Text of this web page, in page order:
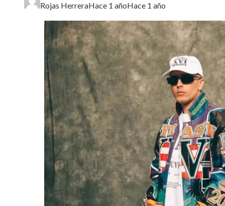
Rojas HerreraHace 1 añoHace 1 año